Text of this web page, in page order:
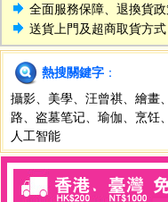
全面服務保障、退換貨
送貨上門及超商取貨方式
熱搜關鍵字 ：
攝影
美學 汪曾祺 繪畫
路
盗墓笔记 瑜伽 烹饪
人工智能